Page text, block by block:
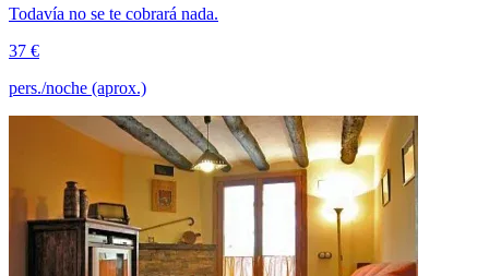
Todavía no se te cobrará nada.
37 €
pers./noche (aprox.)